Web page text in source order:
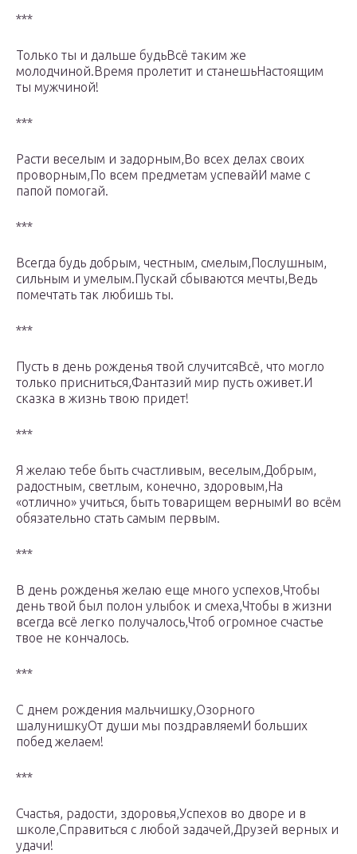
***
Только ты и дальше будьВсё таким же
молодчиной.Время пролетит и станешьНастоящим
ты мужчиной!
***
Расти веселым и задорным,Во всех делах своих
проворным,По всем предметам успевайИ маме с
папой помогай.
***
Всегда будь добрым, честным, смелым,Послушным,
сильным и умелым.Пускай сбываются мечты,Ведь
помечтать так любишь ты.
***
Пусть в день рожденья твой случитсяВсё, что могло
только присниться,Фантазий мир пусть оживет.И
сказка в жизнь твою придет!
***
Я желаю тебе быть счастливым, веселым,Добрым,
радостным, светлым, конечно, здоровым,На
«отлично» учиться, быть товарищем вернымИ во всём
обязательно стать самым первым.
***
В день рожденья желаю еще много успехов,Чтобы
день твой был полон улыбок и смеха,Чтобы в жизни
всегда всё легко получалось,Чтоб огромное счастье
твое не кончалось.
***
С днем рождения мальчишку,Озорного
шалунишкуОт души мы поздравляемИ больших
побед желаем!
***
Счастья, радости, здоровья,Успехов во дворе и в
школе,Справиться с любой задачей,Друзей верных и
удачи!